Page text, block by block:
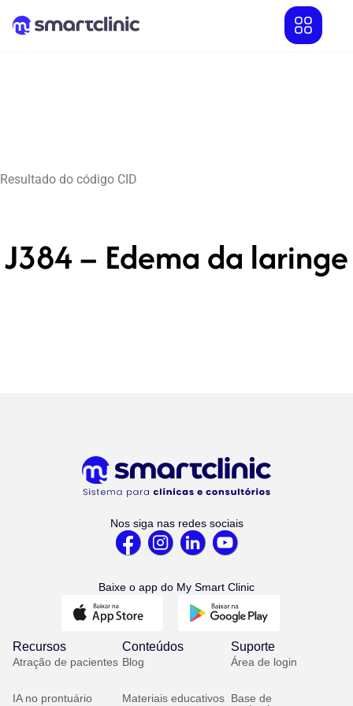
Resultado do código CID
J384 – Edema da laringe
Nos siga nas redes sociais
Baixe o app do My Smart Clinic
Recursos
Atração de pacientes
IA no prontuário
Conteúdos
Blog
Materiais educativos
Suporte
Área de login
Base de